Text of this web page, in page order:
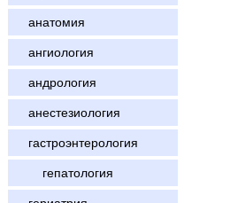
анатомия
ангиология
андрология
анестезиология
гастроэнтерология
гепатология